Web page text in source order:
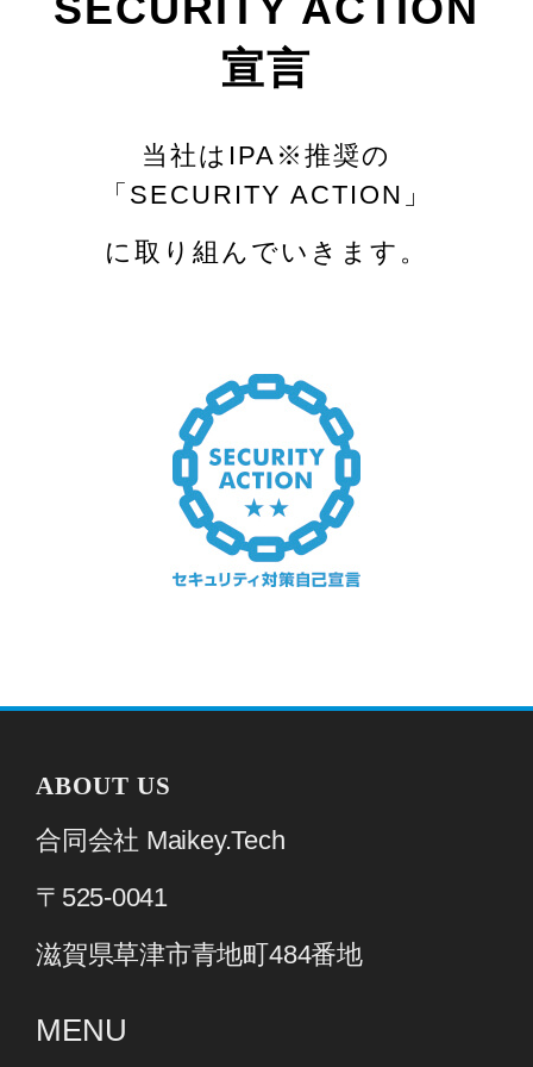
宣言
当社はIPA※推奨の
「SECURITY ACTION」
に取り組んでいきます。
ABOUT US
合同会社 Maikey.Tech
〒525-0041
滋賀県草津市青地町484番地
MENU